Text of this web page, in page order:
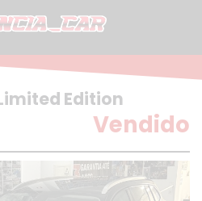
Edition
Vendido